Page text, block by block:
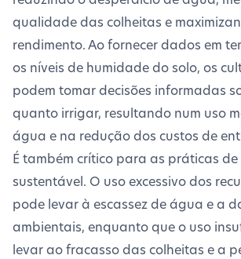
qualidade das colheitas e
rendimento. Ao fornecer dados em
os níveis de humidade do solo, os
podem tomar decisões informadas
quanto irrigar, resultando num uso
água e na redução dos custos de
É também crítico para as práticas
sustentável. O uso excessivo dos
pode levar à escassez de água e a
ambientais, enquanto que o uso
levar ao fracasso das colheitas e a